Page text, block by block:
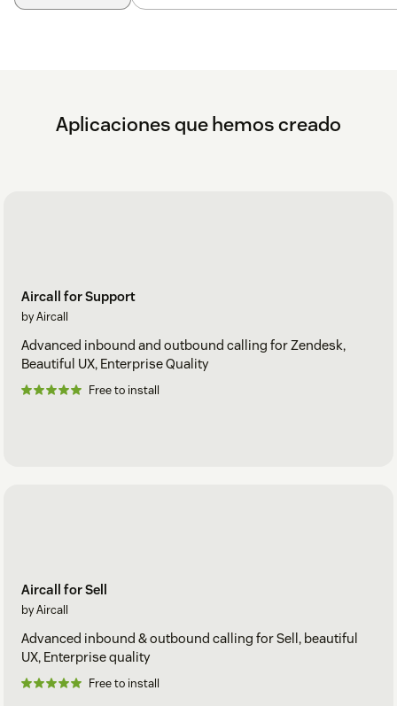
Aplicaciones que hemos creado
Aircall for Support
by Aircall
Advanced inbound and outbound calling for Zendesk,
Beautiful UX, Enterprise Quality
Free to install
Aircall for Sell
by Aircall
Advanced inbound & outbound calling for Sell, beautiful
UX, Enterprise quality
Free to install